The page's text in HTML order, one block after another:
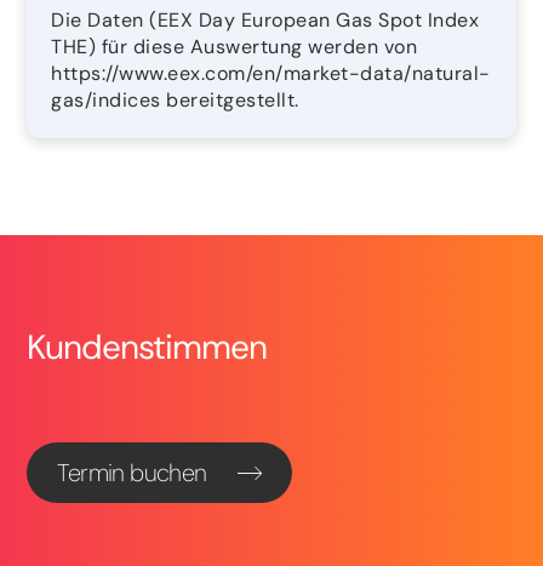
Die Daten (EEX Day European Gas Spot Index
THE) für diese Auswertung werden von
https://www.eex.com/en/market-data/natural-
gas/indices bereitgestellt.
Kundenstimmen
Termin buchen